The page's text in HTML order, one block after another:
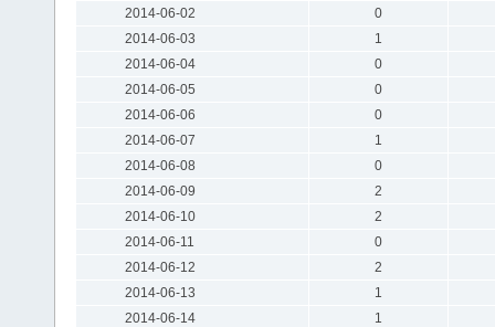
2014-06-02
0
2014-06-03
1
2014-06-04
0
2014-06-05
0
2014-06-06
0
2014-06-07
1
2014-06-08
0
2014-06-09
2
2014-06-10
2
2014-06-11
0
2014-06-12
2
2014-06-13
1
2014-06-14
1